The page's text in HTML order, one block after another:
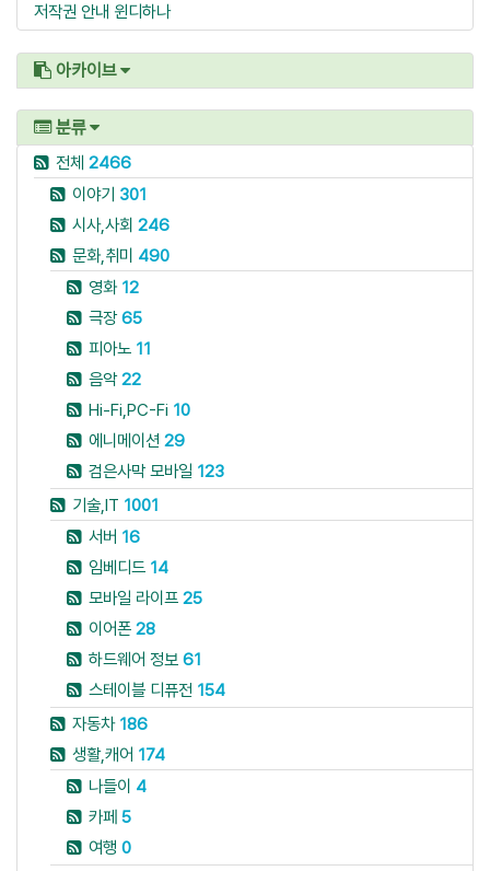
저작권 안내 윈디하나
아카이브
분류
전체 2466
이야기 301
시사,사회 246
문화,취미 490
영화 12
극장65
피아노 11
음악22
Hi-Fi,PC-Fi 10
에니메이션 29
검은사막 모바일 123
기술,IT 1001
서버 16
임베디드 14
모바일 라이프 25
이어폰 28
하드웨어 정보 61
스테이블 디퓨전 154
자동차 186
생활,캐어 174
나들이 4
카페 5
여행 0